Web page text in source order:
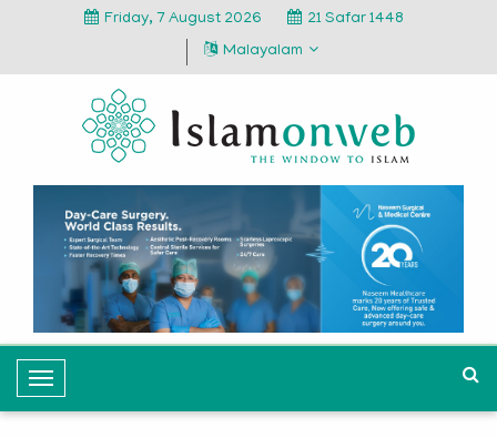
Friday, 7 August 2026
21 Safar 1448
Malayalam
T
o